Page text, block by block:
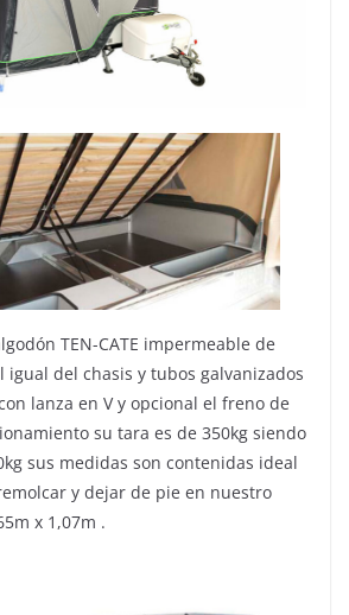
TEN-CATE impermeable de
igual del chasis y tubos galvanizados
lanza en V y opcional el freno de
su tara es de 350kg siendo
sus medidas son contenidas ideal
y dejar de pie en nuestro
x 1,07m .